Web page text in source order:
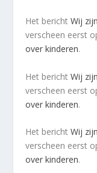
Het berichtWij
verscheen eerst
over kinderen.
Het berichtWij
verscheen eerst
over kinderen.
Het berichtWij
verscheen eerst
over kinderen.